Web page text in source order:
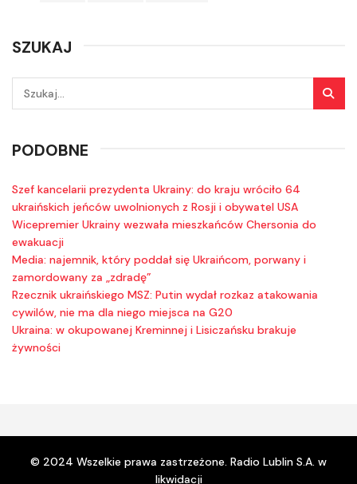
SZUKAJ
PODOBNE
Szef kancelarii prezydenta Ukrainy: do kraju wróciło 64
ukraińskich jeńców uwolnionych z Rosji i obywatel USA
Wicepremier Ukrainy wezwała mieszkańców Chersonia do
ewakuacji
Media: najemnik, który poddał się Ukraińcom, porwany i
zamordowany za „zdradę”
Rzecznik ukraińskiego MSZ: Putin wydał rozkaz atakowania
cywilów, nie ma dla niego miejsca na G20
Ukraina: w okupowanej Kreminnej i Lisiczańsku brakuje
żywności
© 2024 Wszelkie prawa zastrzeżone. Radio Lublin S.A. w
likwidacji